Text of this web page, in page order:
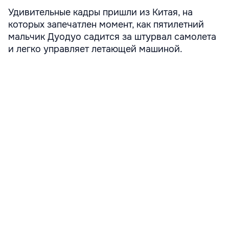
Удивительные кадры пришли из Китая, на
которых запечатлен момент, как пятилетний
мальчик Дуодуо садится за штурвал самолета
и легко управляет летающей машиной.